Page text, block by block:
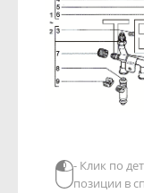
- Клик по
позиции в